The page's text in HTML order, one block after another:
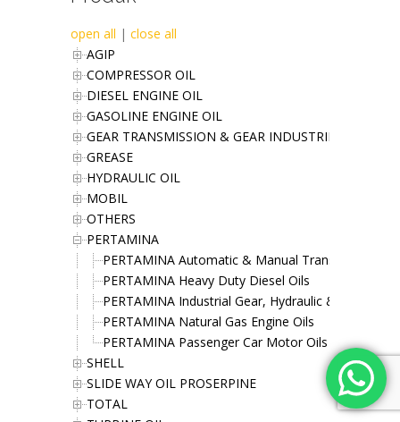
open all | close all
AGIP
COMPRESSOR OIL
DIESEL ENGINE OIL
GASOLINE ENGINE OIL
GEAR TRANSMISSION & GEAR INDUSTRIES OIL
GREASE
HYDRAULIC OIL
MOBIL
OTHERS
PERTAMINA
PERTAMINA Automatic & Manual Transmission
PERTAMINA Heavy Duty Diesel Oils
PERTAMINA Industrial Gear, Hydraulic & Turbine
PERTAMINA Natural Gas Engine Oils
PERTAMINA Passenger Car Motor Oils
SHELL
SLIDE WAY OIL PROSERPINE
TOTAL